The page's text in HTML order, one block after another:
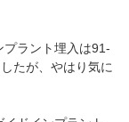
ラント埋入は91-
たが、やはり気に